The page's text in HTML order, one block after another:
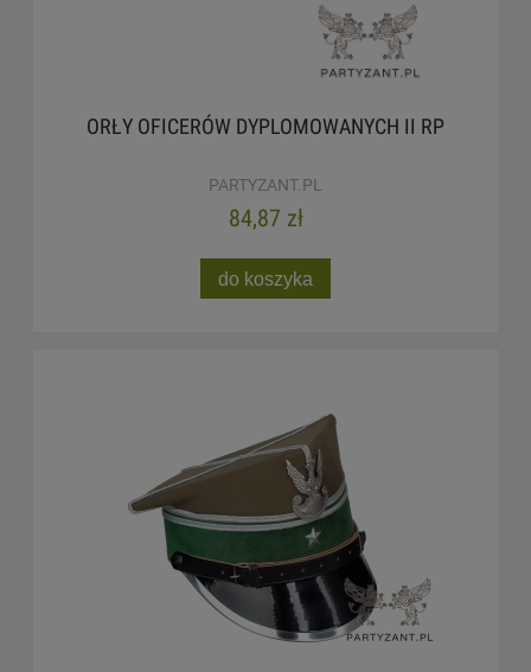
ORŁY OFICERÓW DYPLOMOWANYCH II RP
PARTYZANT.PL
84,87 zł
do koszyka